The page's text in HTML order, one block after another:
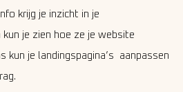
krijg je inzicht in je
je zien hoe ze je website
kun je landingspagina’s aanpassen